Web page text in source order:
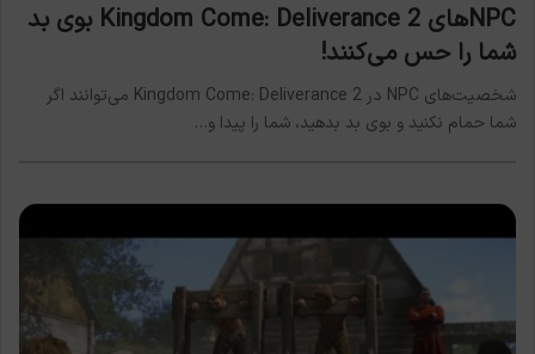
NPCهای Kingdom Come: Deliverance 2 بوی بد
شما را حس می‌کنند!
شخصیت‌های NPC در Kingdom Come: Deliverance 2 می‌توانند اگر
شما حمام نکنید و بوی بد بدهید، شما را پیدا و…